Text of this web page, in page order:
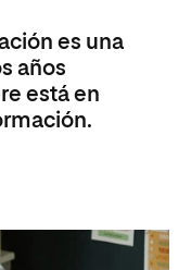
es una
años
está en